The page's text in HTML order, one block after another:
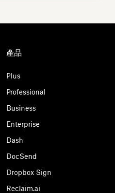
產品
Plus
Professional
Business
Enterprise
Dash
DocSend
Dropbox Sign
Reclaim.ai